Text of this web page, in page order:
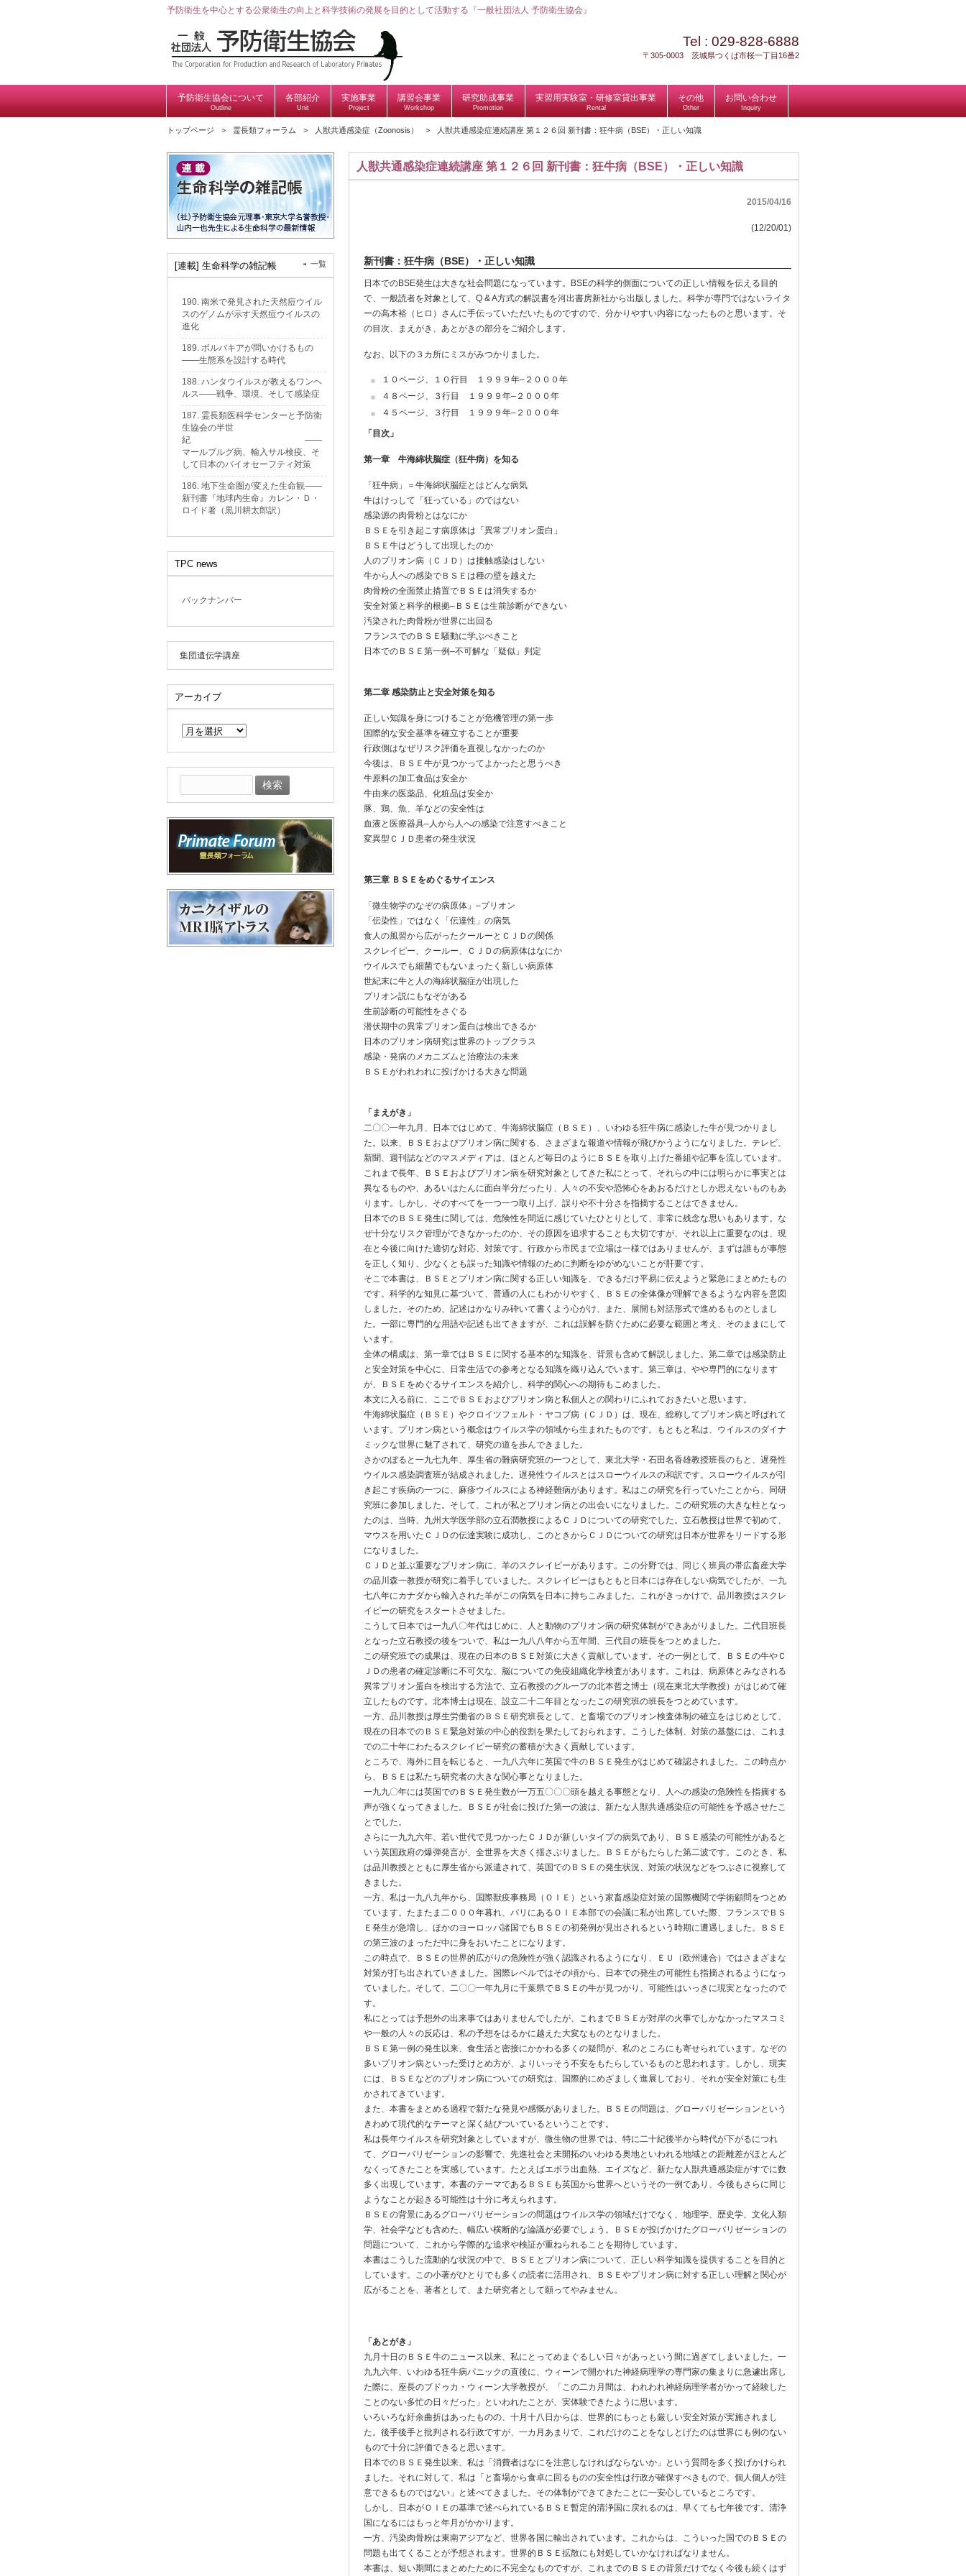
予防衛生を中心とする公衆衛生の向上と科学技術の発展を目的として活動する『一般社団法人 予防衛生協会』
Tel : 029-828-6888
〒305-0003 茨城県つくば市桜一丁目16番2
予防衛生協会について
Outline
各部紹介
Unit
実施事業
Project
講習会事業
Workshop
研究助成事業
Promotion
実習用実験室・研修室貸出事業
Rental
その他
Other
お問い合わせ
Inquiry
トップページ 霊長類フォーラム 人獣共通感染症（Zoonosis） 人獣共通感染症連続講座 第１２６回 新刊書：狂牛病（BSE）・正しい知識
人獣共通感染症連続講座 第１２６回 新刊書：狂牛病（BSE）・正しい知識
2015/04/16
(12/20/01)
新刊書：狂牛病（BSE）・正しい知識
日本でのBSE発生は大きな社会問題になっています。BSEの科学的側面についての正しい情報を伝える目的
で、一般読者を対象として、Q & A方式の解説書を河出書房新社から出版しました。科学が専門ではないライタ
ーの高木裕（ヒロ）さんに手伝っていただいたものですので、分かりやすい内容になったものと思います。そ
の目次、まえがき、あとがきの部分をご紹介します。
なお、以下の３カ所にミスがみつかりました。
１０ページ、１０行目 １９９９年–２０００年
４８ページ、３行目 １９９９年–２０００年
４５ページ、３行目 １９９９年–２０００年
「目次」
第一章 牛海綿状脳症（狂牛病）を知る
「狂牛病」＝牛海綿状脳症とはどんな病気
牛はけっして「狂っている」のではない
感染源の肉骨粉とはなにか
ＢＳＥを引き起こす病原体は「異常プリオン蛋白」
ＢＳＥ牛はどうして出現したのか
人のプリオン病（ＣＪＤ）は接触感染はしない
牛から人への感染でＢＳＥは種の壁を越えた
肉骨粉の全面禁止措置でＢＳＥは消失するか
安全対策と科学的根拠–ＢＳＥは生前診断ができない
汚染された肉骨粉が世界に出回る
フランスでのＢＳＥ騒動に学ぶべきこと
日本でのＢＳＥ第一例–不可解な「疑似」判定
第二章 感染防止と安全対策を知る
正しい知識を身につけることが危機管理の第一歩
国際的な安全基準を確立することが重要
行政側はなぜリスク評価を直視しなかったのか
今後は、ＢＳＥ牛が見つかってよかったと思うべき
牛原料の加工食品は安全か
牛由来の医薬品、化粧品は安全か
豚、鶏、魚、羊などの安全性は
血液と医療器具–人から人への感染で注意すべきこと
変異型ＣＪＤ患者の発生状況
第三章 ＢＳＥをめぐるサイエンス
「微生物学のなぞの病原体」–プリオン
「伝染性」ではなく「伝達性」の病気
食人の風習から広がったクールーとＣＪＤの関係
スクレイピー、クールー、ＣＪＤの病原体はなにか
ウイルスでも細菌でもないまったく新しい病原体
世紀末に牛と人の海綿状脳症が出現した
プリオン説にもなぞがある
生前診断の可能性をさぐる
潜伏期中の異常プリオン蛋白は検出できるか
日本のプリオン病研究は世界のトップクラス
感染・発病のメカニズムと治療法の未来
ＢＳＥがわれわれに投げかける大きな問題
「まえがき」
二〇〇一年九月、日本ではじめて、牛海綿状脳症（ＢＳＥ）、いわゆる狂牛病に感染した牛が見つかりまし
た。以来、ＢＳＥおよびプリオン病に関する、さまざまな報道や情報が飛びかうようになりました。テレビ、
新聞、週刊誌などのマスメディアは、ほとんど毎日のようにＢＳＥを取り上げた番組や記事を流しています。
これまで長年、ＢＳＥおよびプリオン病を研究対象としてきた私にとって、それらの中には明らかに事実とは
異なるものや、あるいはたんに面白半分だったり、人々の不安や恐怖心をあおるだけとしか思えないものもあ
ります。しかし、そのすべてを一つ一つ取り上げ、誤りや不十分さを指摘することはできません。
日本でのＢＳＥ発生に関しては、危険性を間近に感じていたひとりとして、非常に残念な思いもあります。な
ぜ十分なリスク管理ができなかったのか、その原因を追求することも大切ですが、それ以上に重要なのは、現
在と今後に向けた適切な対応、対策です。行政から市民まで立場は一様ではありませんが、まずは誰もが事態
を正しく知り、少なくとも誤った知識や情報のために判断をゆがめないことが肝要です。
そこで本書は、ＢＳＥとプリオン病に関する正しい知識を、できるだけ平易に伝えようと緊急にまとめたもの
です。科学的な知見に基づいて、普通の人にもわかりやすく、ＢＳＥの全体像が理解できるような内容を意図
しました。そのため、記述はかなりみ砕いて書くよう心がけ、また、展開も対話形式で進めるものとしまし
た。一部に専門的な用語や記述も出てきますが、これは誤解を防ぐために必要な範囲と考え、そのままにして
います。
全体の構成は、第一章ではＢＳＥに関する基本的な知識を、背景も含めて解説しました。第二章では感染防止
と安全対策を中心に、日常生活での参考となる知識を織り込んでいます。第三章は、やや専門的になります
が、ＢＳＥをめぐるサイエンスを紹介し、科学的関心への期待もこめました。
本文に入る前に、ここでＢＳＥおよびプリオン病と私個人との関わりにふれておきたいと思います。
牛海綿状脳症（ＢＳＥ）やクロイツフェルト・ヤコブ病（ＣＪＤ）は、現在、総称してプリオン病と呼ばれて
います。プリオン病という概念はウイルス学の領域から生まれたものです。もともと私は、ウイルスのダイナ
ミックな世界に魅了されて、研究の道を歩んできました。
さかのぼると一九七九年、厚生省の難病研究班の一つとして、東北大学・石田名香雄教授班長のもと、遅発性
ウイルス感染調査班が結成されました。遅発性ウイルスとはスローウイルスの和訳です。スローウイルスが引
き起こす疾病の一つに、麻疹ウイルスによる神経難病があります。私はこの研究を行っていたことから、同研
究班に参加しました。そして、これが私とプリオン病との出会いになりました。この研究班の大きな柱となっ
たのは、当時、九州大学医学部の立石潤教授によるＣＪＤについての研究でした。立石教授は世界で初めて、
マウスを用いたＣＪＤの伝達実験に成功し、このときからＣＪＤについての研究は日本が世界をリードする形
になりました。
ＣＪＤと並ぶ重要なプリオン病に、羊のスクレイピーがあります。この分野では、同じく班員の帯広畜産大学
の品川森一教授が研究に着手していました。スクレイピーはもともと日本には存在しない病気でしたが、一九
七八年にカナダから輸入された羊がこの病気を日本に持ちこみました。これがきっかけで、品川教授はスクレ
イピーの研究をスタートさせました。
こうして日本では一九八〇年代はじめに、人と動物のプリオン病の研究体制ができあがりました。二代目班長
となった立石教授の後をついで、私は一九八八年から五年間、三代目の班長をつとめました。
この研究班での成果は、現在の日本のＢＳＥ対策に大きく貢献しています。その一例として、ＢＳＥの牛やＣ
ＪＤの患者の確定診断に不可欠な、脳についての免疫組織化学検査があります。これは、病原体とみなされる
異常プリオン蛋白を検出する方法で、立石教授のグループの北本哲之博士（現在東北大学教授）がはじめて確
立したものです。北本博士は現在、設立二十二年目となったこの研究班の班長をつとめています。
一方、品川教授は厚生労働省のＢＳＥ研究班長として、と畜場でのプリオン検査体制の確立をはじめとして、
現在の日本でのＢＳＥ緊急対策の中心的役割を果たしておられます。こうした体制、対策の基盤には、これま
での二十年にわたるスクレイピー研究の蓄積が大きく貢献しています。
ところで、海外に目を転じると、一九八六年に英国で牛のＢＳＥ発生がはじめて確認されました。この時点か
ら、ＢＳＥは私たち研究者の大きな関心事となりました。
一九九〇年には英国でのＢＳＥ発生数が一万五〇〇〇頭を越える事態となり、人への感染の危険性を指摘する
声が強くなってきました。ＢＳＥが社会に投げた第一の波は、新たな人獣共通感染症の可能性を予感させたこ
とでした。
さらに一九九六年、若い世代で見つかったＣＪＤが新しいタイプの病気であり、ＢＳＥ感染の可能性があると
いう英国政府の爆弾発言が、全世界を大きく揺さぶりました。ＢＳＥがもたらした第二波です。このとき、私
は品川教授とともに厚生省から派遣されて、英国でのＢＳＥの発生状況、対策の状況などをつぶさに視察して
きました。
一方、私は一九八九年から、国際獣疫事務局（ＯＩＥ）という家畜感染症対策の国際機関で学術顧問をつとめ
ています。たまたま二０００年暮れ、パリにあるＯＩＥ本部での会議に私が出席していた際、フランスでＢＳ
Ｅ発生が急増し、ほかのヨーロッパ諸国でもＢＳＥの初発例が見出されるという時期に遭遇しました。ＢＳＥ
の第三波のまっただ中に身をおいたことになります。
この時点で、ＢＳＥの世界的広がりの危険性が強く認識されるようになり、ＥＵ（欧州連合）ではさまざまな
対策が打ち出されていきました。国際レベルではその頃から、日本での発生の可能性も指摘されるようになっ
ていました。そして、二〇〇一年九月に千葉県でＢＳＥの牛が見つかり、可能性はいっきに現実となったので
す。
私にとっては予想外の出来事ではありませんでしたが、これまでＢＳＥが対岸の火事でしかなかったマスコミ
や一般の人々の反応は、私の予想をはるかに越えた大変なものとなりました。
ＢＳＥ第一例の発生以来、食生活と密接にかかわる多くの疑問が、私のところにも寄せられています。なぞの
多いプリオン病といった受けとめ方が、よりいっそう不安をもたらしているものと思われます。しかし、現実
には、ＢＳＥなどのプリオン病についての研究は、国際的にめざましく進展しており、それが安全対策にも生
かされてきています。
また、本書をまとめる過程で新たな発見や感慨がありました。ＢＳＥの問題は、グローバリゼーションという
きわめて現代的なテーマと深く結びついているということです。
私は長年ウイルスを研究対象としていますが、微生物の世界では、特に二十紀後半から時代が下がるにつれ
て、グローバリゼーションの影響で、先進社会と未開拓のいわゆる奥地といわれる地域との距離差がほとんど
なくってきたことを実感しています。たとえばエボラ出血熱、エイズなど、新たな人獣共通感染症がすでに数
多く出現しています。本書のテーマであるＢＳＥも英国から世界へというその一例であり、今後もさらに同じ
ようなことが起きる可能性は十分に考えられます。
ＢＳＥの背景にあるグローバリゼーションの問題はウイルス学の領域だけでなく、地理学、歴史学、文化人類
学、社会学なども含めた、幅広い横断的な論議が必要でしょう。ＢＳＥが投げかけたグローバリゼーションの
問題について、これから学際的な追求や検証が重ねられることを期待しています。
本書はこうした流動的な状況の中で、ＢＳＥとプリオン病について、正しい科学知識を提供することを目的と
しています。この小著がひとりでも多くの読者に活用され、ＢＳＥやプリオン病に対する正しい理解と関心が
広がることを、著者として、また研究者として願ってやみません。
「あとがき」
九月十日のＢＳＥ牛のニュース以来、私にとってめまぐるしい日々があっという間に過ぎてしまいました。一
九九六年、いわゆる狂牛病パニックの直後に、ウィーンで開かれた神経病理学の専門家の集まりに急遽出席し
た際に、座長のブドゥカ・ウィーン大学教授が、「この二カ月間は、われわれ神経病理学者がかって経験した
ことのない多忙の日々だった」といわれたことが、実体験できたように思います。
いろいろな紆余曲折はあったものの、十月十八日からは、世界的にもっとも厳しい安全対策が実施されまし
た。後手後手と批判される行政ですが、一カ月あまりで、これだけのことをなしとげたのは世界にも例のない
もので十分に評価できると思います。
日本でのＢＳＥ発生以来、私は「消費者はなにを注意しなければならないか」という質問を多く投げかけられ
ました。それに対して、私は「と畜場から食卓に回るものの安全性は行政が確保すべきもので、個人個人が注
意できるものではない」と述べてきました。その体制ができてきたことに一安心しているところです。
しかし、日本がＯＩＥの基準で述べられているＢＳＥ暫定的清浄国に戻れるのは、早くても七年後です。清浄
国になるにはもっと年月がかかります。
一方、汚染肉骨粉は東南アジアなど、世界各国に輸出されています。これからは、こういった国でのＢＳＥの
問題も出てくることが予想されます。世界的ＢＳＥ拡散にも対処していかなければなりません。
本書は、短い期間にまとめたために不完全なものですが、これまでのＢＳＥの背景だけでなく今後も続くはず
[連載] 生命科学の雑記帳 一覧
190. 南米で発見された天然痘ウイル
スのゲノムが示す天然痘ウイルスの
進化
189. ボルバキアが問いかけるもの
——生態系を設計する時代
188. ハンタウイルスが教えるワンヘ
ルス——戦争、環境、そして感染症
187. 霊長類医科学センターと予防衛
生協会の半世
紀 ——
マールブルグ病、輸入サル検疫、そ
して日本のバイオセーフティ対策
186. 地下生命圏が変えた生命観——
新刊書『地球内生命』カレン・Ｄ・
ロイド著（黒川耕太郎訳）
TPC news
バックナンバー
集団遺伝学講座
アーカイブ
イ
ブ
索: